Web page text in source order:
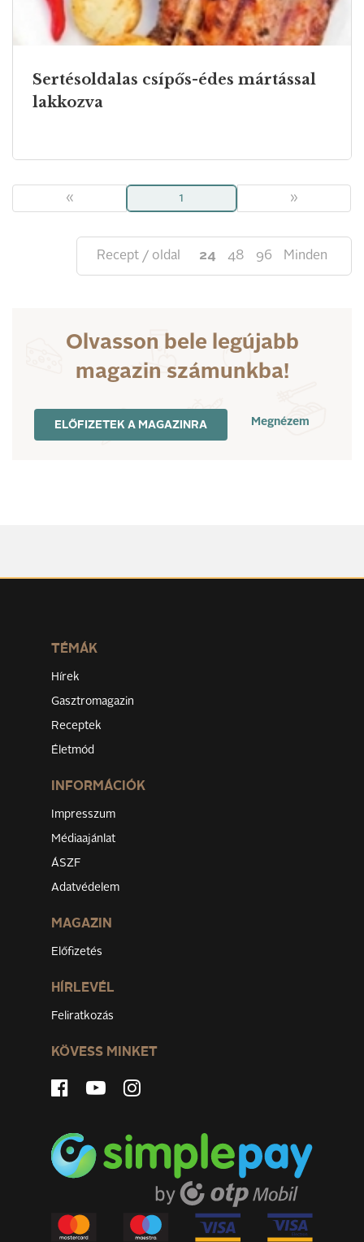
Sertésoldalas csípős-édes mártással
lakkozva
« 1 »
Recept / oldal 24 48 96 Minden
Olvasson bele legújabb
magazin számunkba!
ELŐFIZETEK A MAGAZINRA Megnézem
TÉMÁK
Hírek
Gasztromagazin
Receptek
Életmód
INFORMÁCIÓK
Impresszum
Médiaajánlat
ÁSZF
Adatvédelem
MAGAZIN
Előfizetés
HÍRLEVÉL
Feliratkozás
KÖVESS MINKET